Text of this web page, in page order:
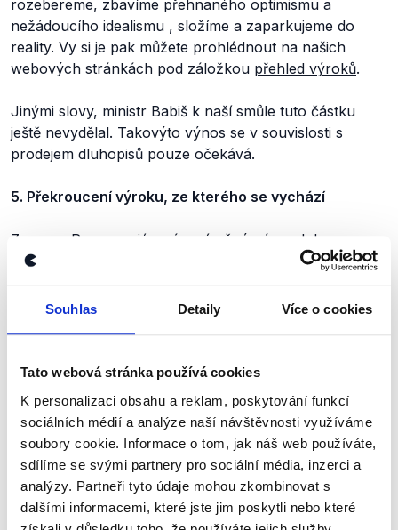
Souhlas Detaily Více o cookies
Tato webová stránka používá cookies
K personalizaci obsahu a reklam, poskytování funkcí
sociálních médií a analýze naší návštěvnosti využíváme
soubory cookie. Informace o tom, jak náš web používáte,
sdílíme se svými partnery pro sociální média, inzerci a
analýzy. Partneři tyto údaje mohou zkombinovat s
dalšími informacemi, které jste jim poskytli nebo které
rozebereme, zbavíme přehnaného optimismu a
nežádoucího idealismu , složíme a zaparkujeme do
reality. Vy si je pak můžete prohlédnout na našich
webových stránkách pod záložkou přehled výroků.
Jinými slovy, ministr Babiš k naší smůle tuto částku
ještě nevydělal. Takovýto výnos se v souvislosti s
prodejem dluhopisů pouze očekává.
5. Překroucení výroku, ze kterého se vychází
Zeman
: „Pan premiér má umírněný názor, kdy
explicitně řekl, že to není organizovaná invaze, abych
ho přesně citoval, kdy explicitně řekl, když byl ještě v
Šanghaji, že neexistuje souvislost mezi migrací a
Místopřísežné prohlášení o autenticitě nedělá výrok
návštěvě Číny nevyslovil. Výrok vázaný na předpoklad,
který není správný, pak tedy samozřejmě nemůže být
správný. Jde o klasickou rétorickou techniku:
překroutit tvrzení, vyhrotit jej do extrémní polohy a
nakonec elegantně rozbít jednoduchými, leč zdrcujícími
argumenty.